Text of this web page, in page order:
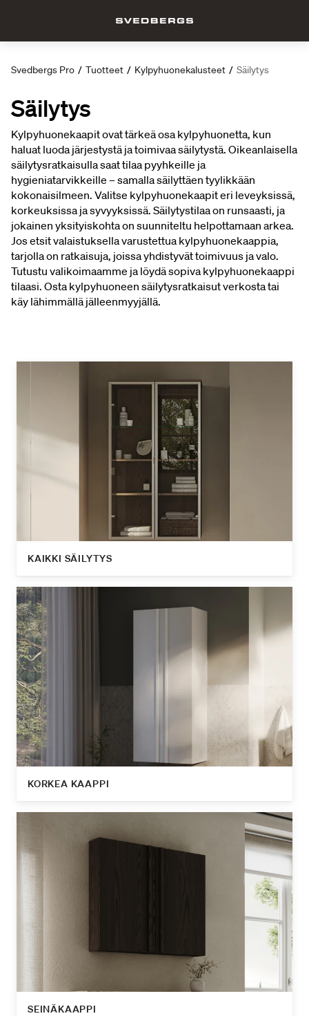
Svedbergs Pro / Tuotteet / Kylpyhuonekalusteet / Säilytys
Säilytys
Kylpyhuonekaapit ovat tärkeä osa kylpyhuonetta, kun
haluat luoda järjestystä ja toimivaa säilytystä. Oikeanlaisella
säilytysratkaisulla saat tilaa pyyhkeille ja
hygieniatarvikkeille – samalla säilyttäen tyylikkään
kokonaisilmeen. Valitse kylpyhuonekaapit eri leveyksissä,
korkeuksissa ja syvyyksissä. Säilytystilaa on runsaasti, ja
jokainen yksityiskohta on suunniteltu helpottamaan arkea.
Jos etsit valaistuksella varustettua kylpyhuonekaappia,
tarjolla on ratkaisuja, joissa yhdistyvät toimivuus ja valo.
Tutustu valikoimaamme ja löydä sopiva kylpyhuonekaappi
tilaasi. Osta kylpyhuoneen säilytysratkaisut verkosta tai
käy lähimmällä jälleenmyyjällä.
KAIKKI SÄILYTYS
KORKEA KAAPPI
SEINÄKAAPPI